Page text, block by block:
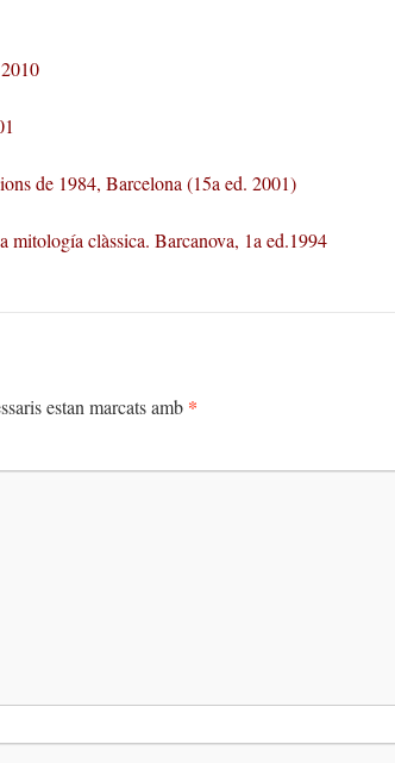
de 1984, Barcelona (15a ed. 2001)
clàssica. Barcanova, 1a ed.1994
estan marcats amb *